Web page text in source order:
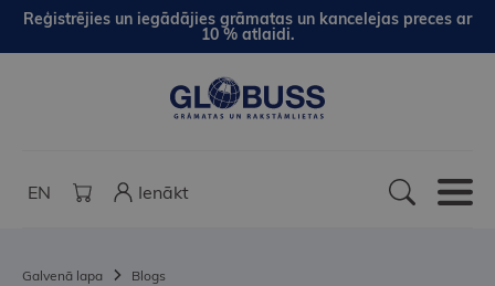
Reģistrējies un iegādājies grāmatas un kancelejas preces ar
10 % atlaidi.
EN Ienākt
Galvenā lapa
Blogs